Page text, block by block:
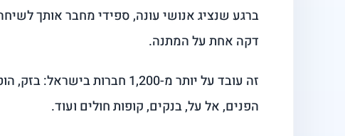
ברגע שנציג אנושי עונה, ספידי מחבר אותך
דקה אחת על המתנה.
זה עובד על יותר מ-1,200 חברות
הפנים, אל על, בנקים, קופות חולים ועוד.